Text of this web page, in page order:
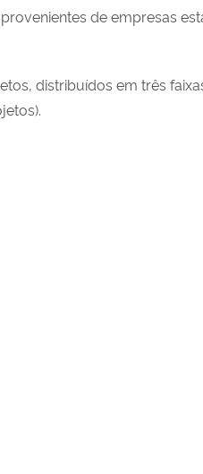
de empresas
distribuídos em três